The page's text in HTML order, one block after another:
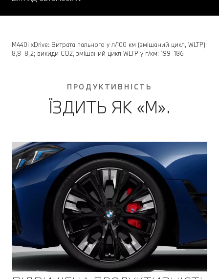
M440i xDrive: Витрата пального у л/100 км (змішаний цикл, WLTP):
8,8–8,2; викиди CO2, змішаний цикл WLTP у г/км: 199–186
ПРОДУКТИВНІСТЬ
ЇЗДИТЬ ЯК «М».